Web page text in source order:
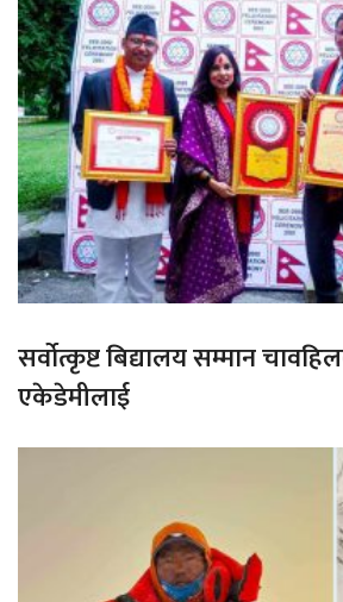
सर्वोत्कृष्ट बिद्यालय सम्मान
एकेडेमीलाई